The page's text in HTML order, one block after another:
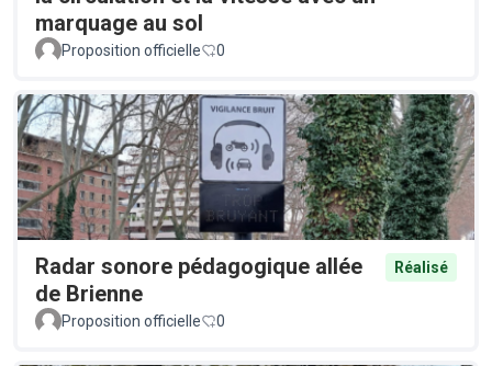
marquage au sol
Proposition officielle 0
Radar sonore pédagogique allée
de Brienne
Réalisé
Proposition officielle 0